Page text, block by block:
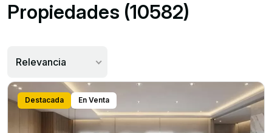
Propiedades (10582)
Relevancia
Destacada En Venta